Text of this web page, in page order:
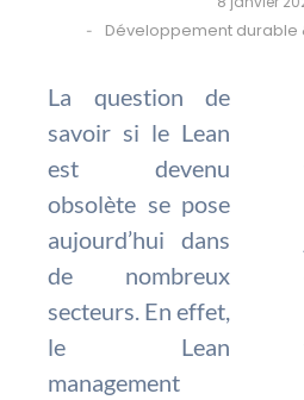
- Développement durable
La question de
savoir si le Lean
est devenu
obsolète se pose
aujourd’hui dans
de nombreux
secteurs. En effet,
le Lean
management